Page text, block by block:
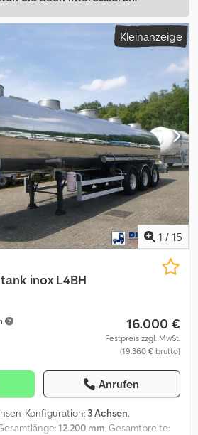
Kleinanzeige
1 / 15
inox L4BH
16.000 €
Festpreis zzgl. MwSt.
(19.360 € brutto)
Anrufen
Konfiguration: 3 Achsen,
Gesamtlänge:12.200 mm , Gesamtbreite: